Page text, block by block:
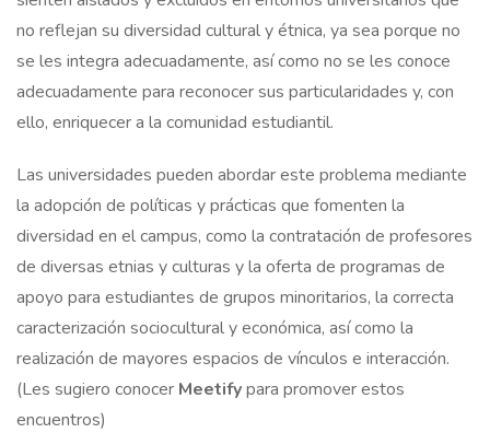
no reflejan su diversidad cultural y étnica, ya sea porque no
se les integra adecuadamente, así como no se les conoce
adecuadamente para reconocer sus particularidades y, con
ello, enriquecer a la comunidad estudiantil.
Las universidades pueden abordar este problema mediante
la adopción de políticas y prácticas que fomenten la
diversidad en el campus, como la contratación de profesores
de diversas etnias y culturas y la oferta de programas de
apoyo para estudiantes de grupos minoritarios, la correcta
caracterización sociocultural y económica, así como la
realización de mayores espacios de vínculos e interacción.
(Les sugiero conocer Meetifypara promover estos
encuentros)